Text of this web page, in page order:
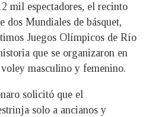
mil espectadores, el recinto
dos Mundiales de básquet,
Juegos Olímpicos de Río
que se organizaron en
masculino y femenino.
solicitó que el
solo a ancianos y